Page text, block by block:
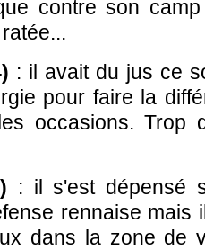
contre son
: il avait du jus ce
pour faire la
occasions. Trop
: il s'est dépensé
rennaise mais
dans la zone de